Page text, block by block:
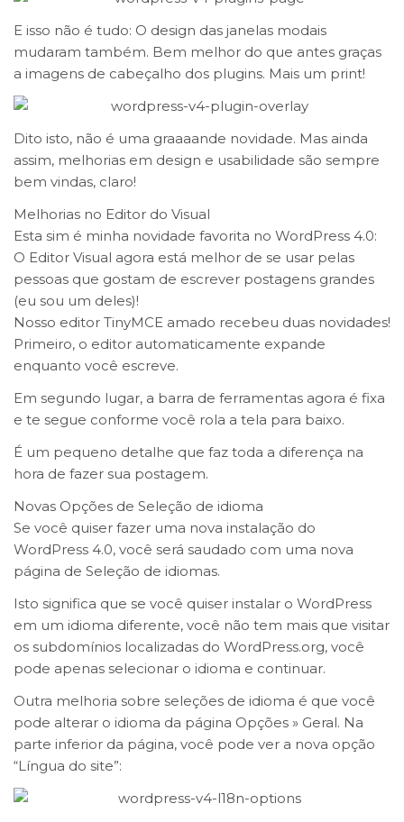
E isso não é tudo: O design das janelas modais
mudaram também. Bem melhor do que antes graças
a imagens de cabeçalho dos plugins. Mais um print!
Dito isto, não é uma graaaande novidade. Mas ainda
assim, melhorias em design e usabilidade são sempre
bem vindas, claro!
Melhorias no Editor do Visual
Esta sim é minha novidade favorita no WordPress 4.0:
O Editor Visual agora está melhor de se usar pelas
pessoas que gostam de escrever postagens grandes
(eu sou um deles)!
Nosso editor TinyMCE amado recebeu duas novidades!
Primeiro, o editor automaticamente expande
enquanto você escreve.
Em segundo lugar, a barra de ferramentas agora é fixa
e te segue conforme você rola a tela para baixo.
É um pequeno detalhe que faz toda a diferença na
hora de fazer sua postagem.
Novas Opções de Seleção de idioma
Se você quiser fazer uma nova instalação do
WordPress 4.0, você será saudado com uma nova
página de Seleção de idiomas.
Isto significa que se você quiser instalar o WordPress
em um idioma diferente, você não tem mais que visitar
os subdomínios localizadas do WordPress.org, você
pode apenas selecionar o idioma e continuar.
Outra melhoria sobre seleções de idioma é que você
pode alterar o idioma da página Opções » Geral. Na
parte inferior da página, você pode ver a nova opção
“Língua do site”: